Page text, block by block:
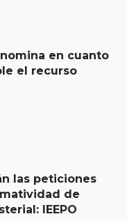
en cuanto
el recurso
las peticiones
de
IEEPO